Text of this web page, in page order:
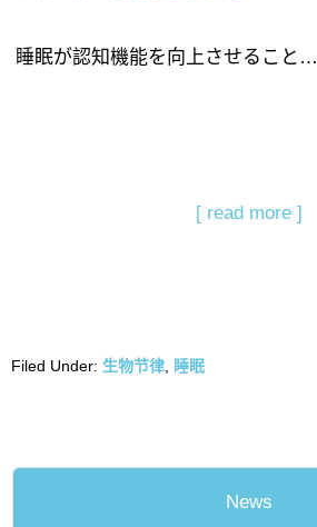
睡眠が認知機能を向上させること…
[ read more ]
Filed Under: 生物节律 睡眠
News